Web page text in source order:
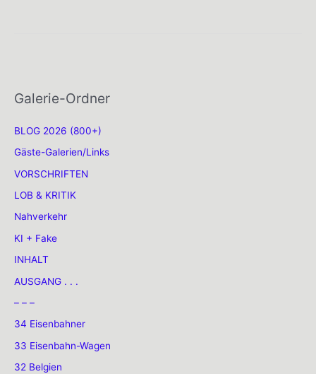
Galerie-Ordner
BLOG 2026 (800+)
Gäste-Galerien/Links
VORSCHRIFTEN
LOB & KRITIK
Nahverkehr
KI + Fake
INHALT
AUSGANG . . .
– – –
34 Eisenbahner
33 Eisenbahn-Wagen
32 Belgien